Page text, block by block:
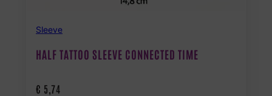
Sleeve
HALF TATTOO SLEEVE CONNECTED TIME
€ 5,74